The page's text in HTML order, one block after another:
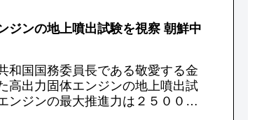
ジンの地上噴出試験を視察 朝鮮中
和国国務委員長である敬愛する金
高出力固体エンジンの地上噴出試
ンジンの最大推進力は２５００ｋ